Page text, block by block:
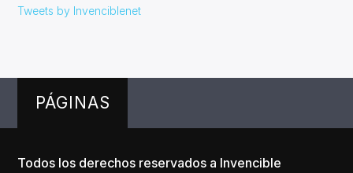
Tweets by Invenciblenet
PÁGINAS
Todos los derechos reservados a Invencible